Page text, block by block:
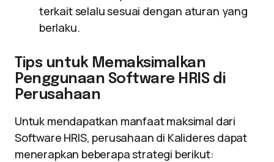
terkait selalu sesuai dengan aturan yang
berlaku.
Tips untuk Memaksimalkan
Penggunaan Software HRIS di
Perusahaan
Untuk mendapatkan manfaat maksimal dari
Software HRIS, perusahaan di Kalideres dapat
menerapkan beberapa strategi berikut: